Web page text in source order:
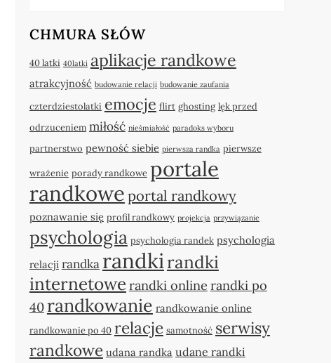
CHMURA SŁÓW
40 latki 40latki aplikacje randkowe
atrakcyjność budowanie relacji budowanie zaufania
czterdziestolatki emocje flirt ghosting lęk przed
odrzuceniem miłość nieśmiałość paradoks wyboru
partnerstwo pewność siebie pierwsza randka pierwsze
wrażenie porady randkowe portale
randkoweportal randkowy
poznawanie się profil randkowy projekcja przywiązanie
psychologia psychologia randek psychologia
relacji randka randkirandki
internetowe randki online randki po
40 randkowanie randkowanie online
randkowanie po 40 relacje samotność serwisy
randkowe udana randka udane randki